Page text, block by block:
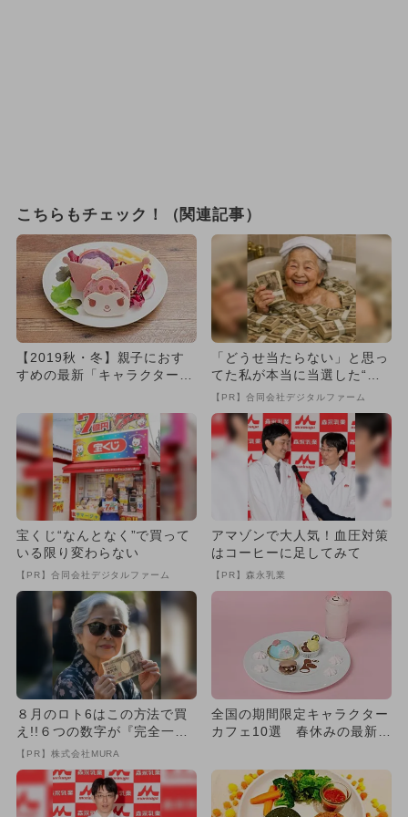
こちらもチェック！（関連記事）
【2019秋・冬】親子におす
すめの最新「キャラクターカ
「どうせ当たらない」と思っ
てた私が本当に当選した“買
い方”がこれ
【PR】合同会社デジタルファーム
宝くじ“なんとなく”で買って
いる限り変わらない
【PR】合同会社デジタルファーム
アマゾンで大人気！血圧対策
はコーヒーに足してみて
【PR】森永乳業
８月のロト6はこの方法で買
え!!６つの数字が『完全一
致』する方法
【PR】株式会社MURA
全国の期間限定キャラクター
カフェ10選 春休みの最新＆